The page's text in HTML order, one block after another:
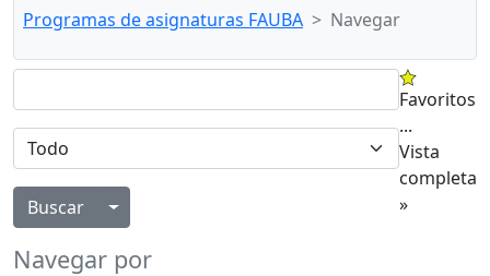
Programas de asignaturas FAUBA Navegar
Alternar menú desplegable
Favoritos
...
Vista
completa
»
Navegar por